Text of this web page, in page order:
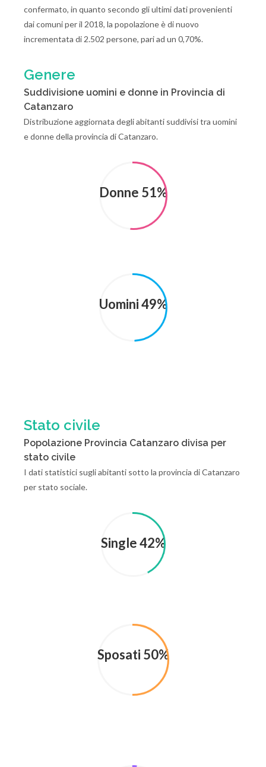
confermato, in quanto secondo gli ultimi dati provenienti
dai comuni per il 2018, la popolazione è di nuovo
incrementata di 2.502 persone, pari ad un 0,70%.
Genere
Suddivisione uomini e donne in Provincia di
Catanzaro
Distribuzione aggiornata degli abitanti suddivisi tra uomini
e donne della provincia di Catanzaro.
Donne 51%
Uomini 49%
Stato civile
Popolazione Provincia Catanzaro divisa per
stato civile
I dati statistici sugli abitanti sotto la provincia di Catanzaro
per stato sociale.
Single 42%
Sposati 50%